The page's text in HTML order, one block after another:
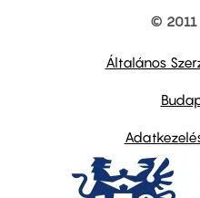
© 2011
Általános